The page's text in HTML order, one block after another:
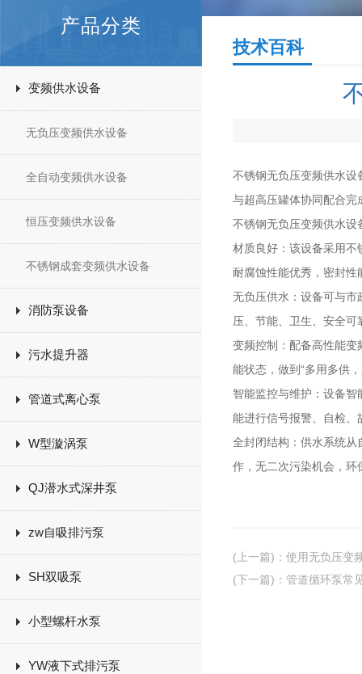
产品分类
变频供水设备
无负压变频供水设备
全自动变频供水设备
恒压变频供水设备
不锈钢成套变频供水设备
消防泵设备
污水提升器
管道式离心泵
W型漩涡泵
QJ潜水式深井泵
zw自吸排污泵
SH双吸泵
小型螺杆水泵
YW液下式排污泵
技术百科
不锈钢无负压变频供水
与超高压罐体协同配合
不锈钢无负压变频供水
材质良好：该设备采用
耐腐蚀性能优秀，密封
无负压供水：设备可与
压、节能、卫生、安全
变频控制：配备高性能
能状态，做到“多用多供
智能监控与维护：设备
能进行信号报警、自检、
全封闭结构：供水系统
作，无二次污染机会，环
(上一篇) ： 使用无负压变
(下一篇) ： 管道循环泵常